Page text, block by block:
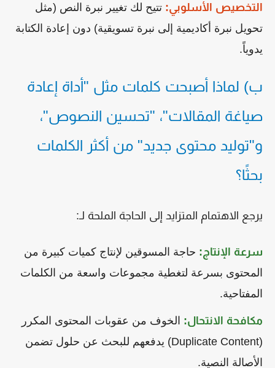
التخصيص الأسلوبي:تتيح لك تغيير نبرة النص (مثل
تحويل نبرة أكاديمية إلى نبرة تسويقية) دون إعادة الكتابة
يدوياً.
ب) لماذا أصبحت كلمات مثل "أداة إعادة
صياغة المقالات"، "تحسين النصوص"،
و"توليد محتوى جديد" من أكثر الكلمات
بحثًا؟
يرجع الاهتمام المتزايد إلى الحاجة الملحة لـ:
سرعة الإنتاج:حاجة المسوقين لإنتاج كميات كبيرة من
المحتوى بسرعة لتغطية مجموعات واسعة من الكلمات
المفتاحية.
مكافحة الانتحال: الخوف من عقوبات المحتوى المكرر
(Duplicate Content) يدفعهم للبحث عن حلول تضمن
الأصالة النصية.